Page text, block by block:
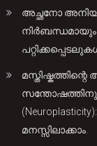
അച്ഛനോ
നിർബന്ധമായും
മനസ്സിലാക്കാം.